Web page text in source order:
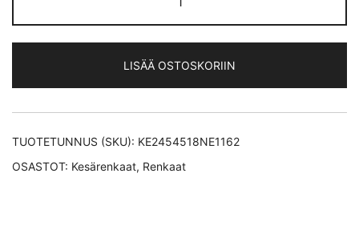
N
FERA
XL
kesärengas
245/45-
18
LISÄÄ OSTOSKORIIN
TUOTETUNNUS (SKU): KE2454518NE1162
OSASTOT: Kesärenkaat, Renkaat